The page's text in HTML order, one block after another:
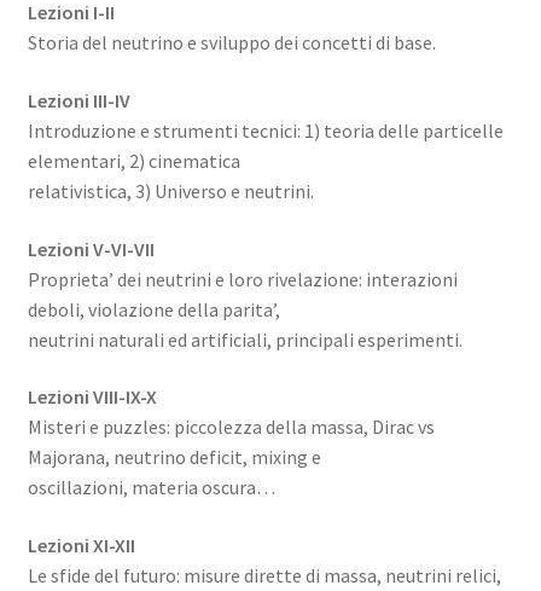
Lezioni I-II
Storia del neutrino e sviluppo dei concetti di base.
Lezioni III-IV
Introduzione e strumenti tecnici: 1) teoria delle particelle
elementari, 2) cinematica
relativistica, 3) Universo e neutrini.
Lezioni V-VI-VII
Proprieta’ dei neutrini e loro rivelazione: interazioni
deboli, violazione della parita’,
neutrini naturali ed artificiali, principali esperimenti.
Lezioni VIII-IX-X
Misteri e puzzles: piccolezza della massa, Dirac vs
Majorana, neutrino deficit, mixing e
oscillazioni, materia oscura…
Lezioni XI-XII
Le sfide del futuro: misure dirette di massa, neutrini relici,